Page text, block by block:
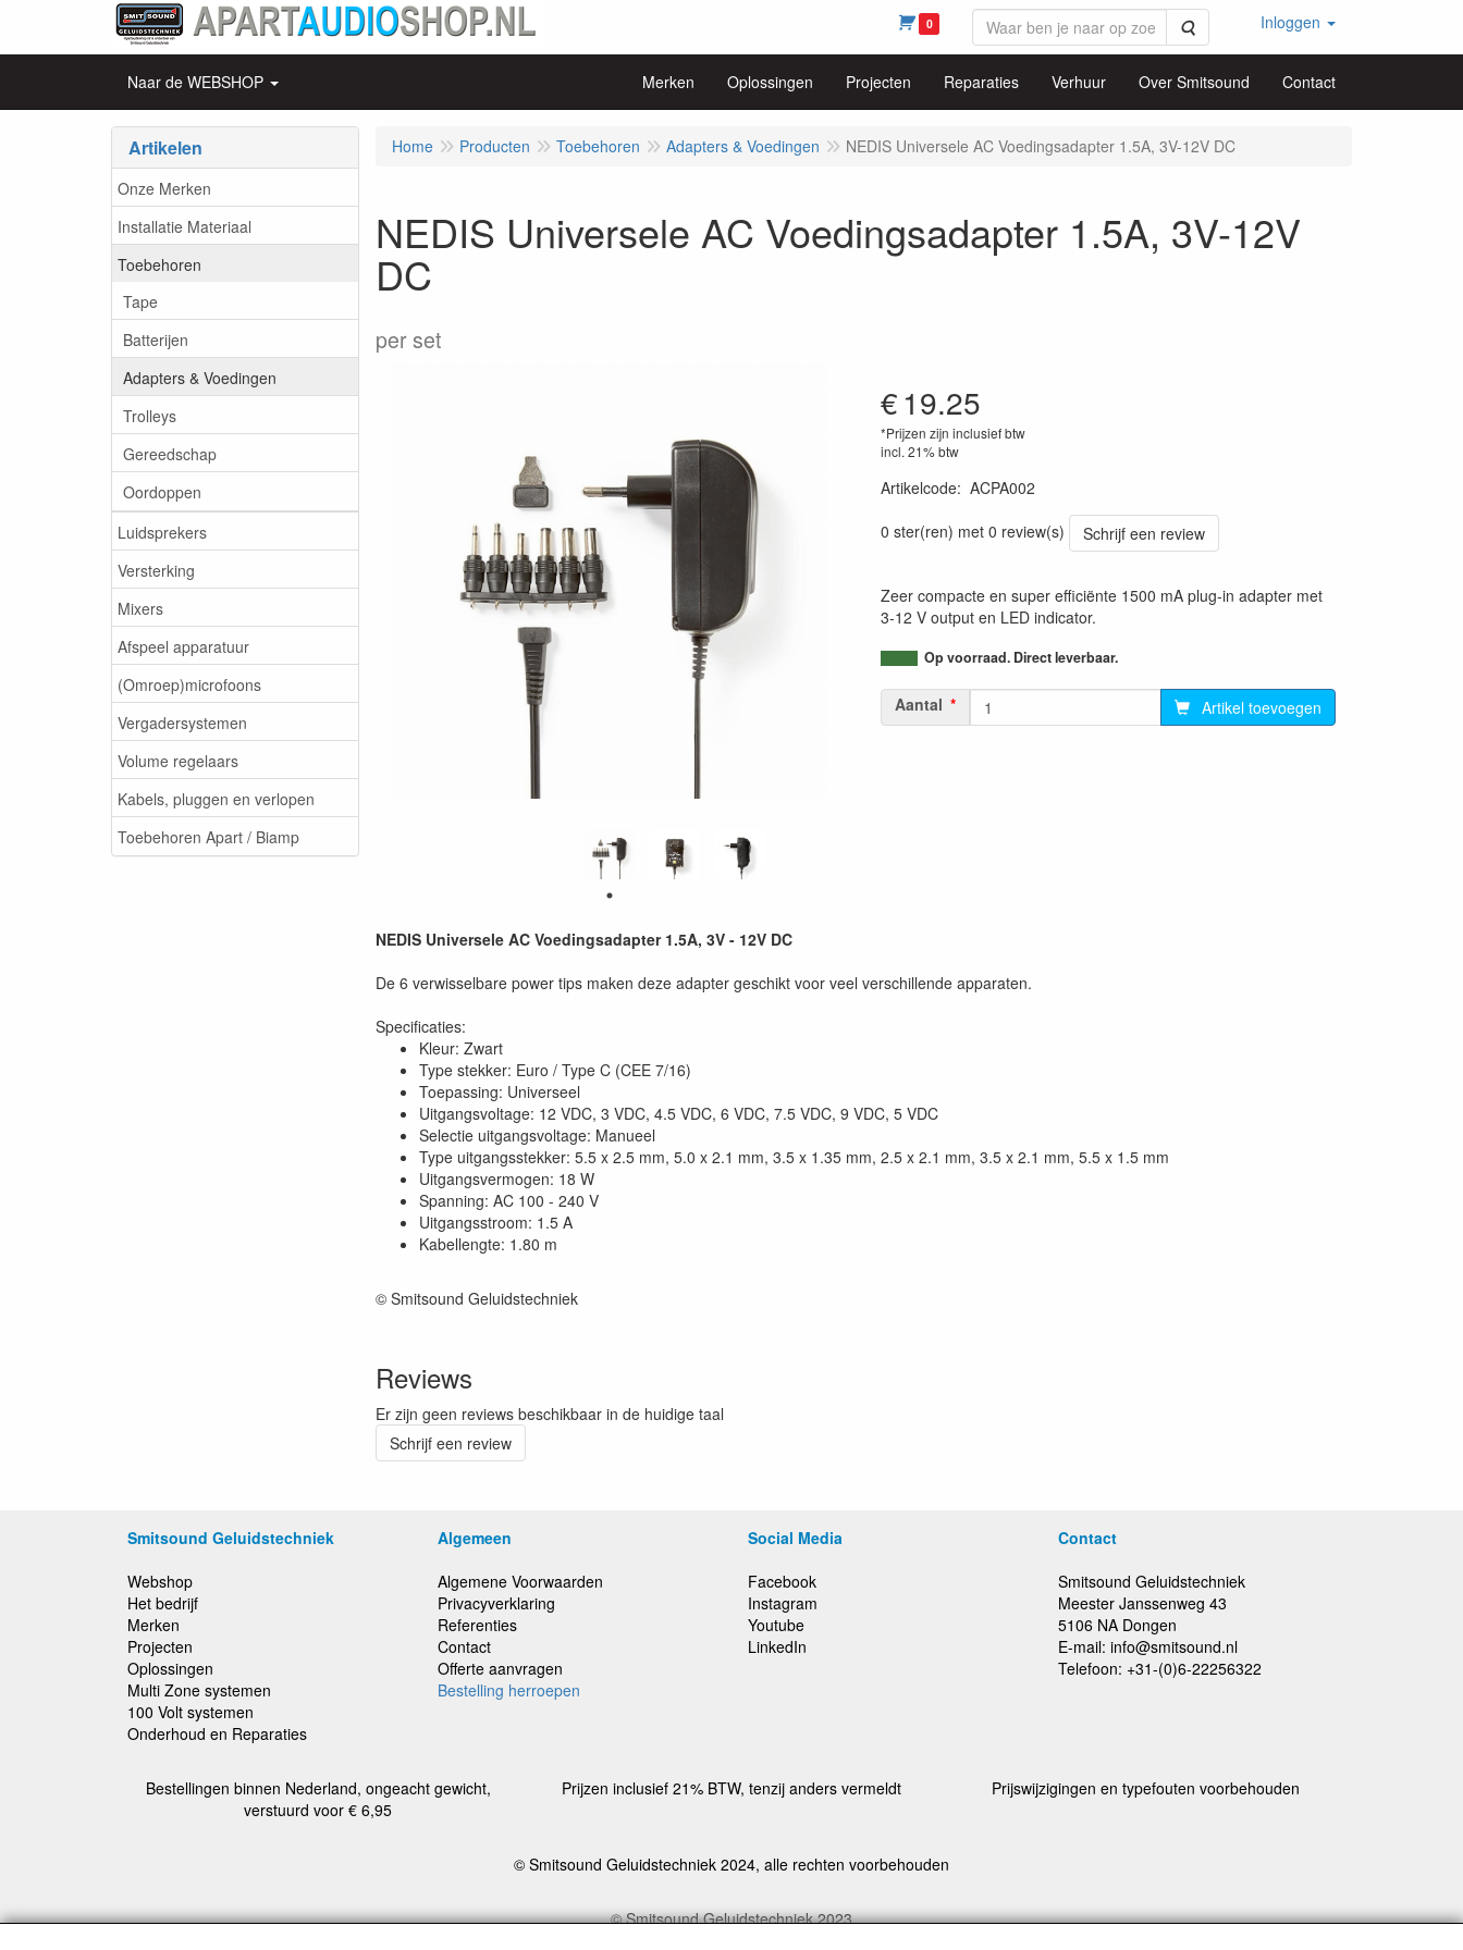
0 Zoeken Inloggen
Naar de WEBSHOP Merken Oplossingen Projecten Reparaties Verhuur Over Smitsound Contact
Artikelen
Onze Merken
Installatie Materiaal
Toebehoren
Tape
Batterijen
Adapters & Voedingen
Trolleys
Gereedschap
Oordoppen
Luidsprekers
Versterking
Mixers
Afspeel apparatuur
(Omroep)microfoons
Vergadersystemen
Volume regelaars
Kabels, pluggen en verlopen
Toebehoren Apart / Biamp
Home Producten Toebehoren Adapters & Voedingen NEDIS Universele AC Voedingsadapter 1.5A, 3V-12V DC
NEDIS Universele AC Voedingsadapter 1.5A, 3V-12V
DC
per set
€19.25
*Prijzen zijn inclusief btw
incl. 21% btw
Artikelcode: ACPA002
0 ster(ren) met 0 review(s)
Schrijf een review
Zeer compacte en super efficiënte 1500 mA plug-in adapter met
3-12 V output en LED indicator.
Op voorraad. Direct leverbaar.
Aantal Artikel toevoegen
NEDIS Universele AC Voedingsadapter 1.5A, 3V - 12V DC
De 6 verwisselbare power tips maken deze adapter geschikt voor veel verschillende apparaten.
Specificaties:
Kleur: Zwart
Type stekker: Euro / Type C (CEE 7/16)
Toepassing: Universeel
Uitgangsvoltage: 12 VDC, 3 VDC, 4.5 VDC, 6 VDC, 7.5 VDC, 9 VDC, 5 VDC
Selectie uitgangsvoltage: Manueel
Type uitgangsstekker: 5.5 x 2.5 mm, 5.0 x 2.1 mm, 3.5 x 1.35 mm, 2.5 x 2.1 mm, 3.5 x 2.1 mm, 5.5 x 1.5 mm
Uitgangsvermogen: 18 W
Spanning: AC 100 - 240 V
Uitgangsstroom: 1.5 A
Kabellengte: 1.80 m
© Smitsound Geluidstechniek
Reviews
Er zijn geen reviews beschikbaar in de huidige taal
Schrijf een review
Smitsound Geluidstechniek
Webshop
Het bedrijf
Merken
Projecten
Oplossingen
Multi Zone systemen
100 Volt systemen
Onderhoud en Reparaties
Algemeen
Algemene Voorwaarden
Privacyverklaring
Referenties
Contact
Offerte aanvragen
Bestelling herroepen
Social Media
Facebook
Instagram
Youtube
LinkedIn
Contact
Smitsound Geluidstechniek
Meester Janssenweg 43
5106 NA Dongen
E-mail: info@smitsound.nl
Telefoon: +31-(0)6-22256322
Bestellingen binnen Nederland, ongeacht gewicht,
verstuurd voor € 6,95
Prijzen inclusief 21% BTW, tenzij anders vermeldt Prijswijzigingen en typefouten voorbehouden
© Smitsound Geluidstechniek 2024, alle rechten voorbehouden
© Smitsound Geluidstechniek 2023